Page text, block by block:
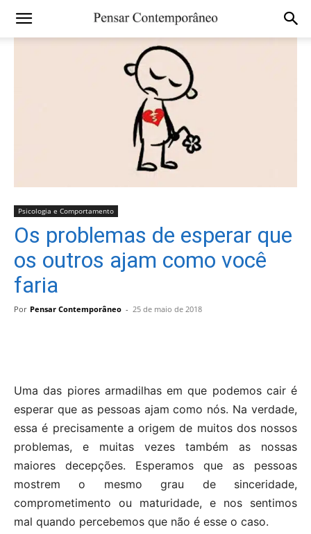
Psicologia e Comportamento
Os problemas de esperar que
os outros ajam como você
faria
Por Pensar Contemporâneo - 25 de maio de 2018
Uma das piores armadilhas em que podemos cair é
esperar que as pessoas ajam como nós. Na verdade,
essa é precisamente a origem de muitos dos nossos
problemas, e muitas vezes também as nossas
maiores decepções. Esperamos que as pessoas
mostrem o mesmo grau de sinceridade,
comprometimento ou maturidade, e nos sentimos
mal quando percebemos que não é esse o caso.